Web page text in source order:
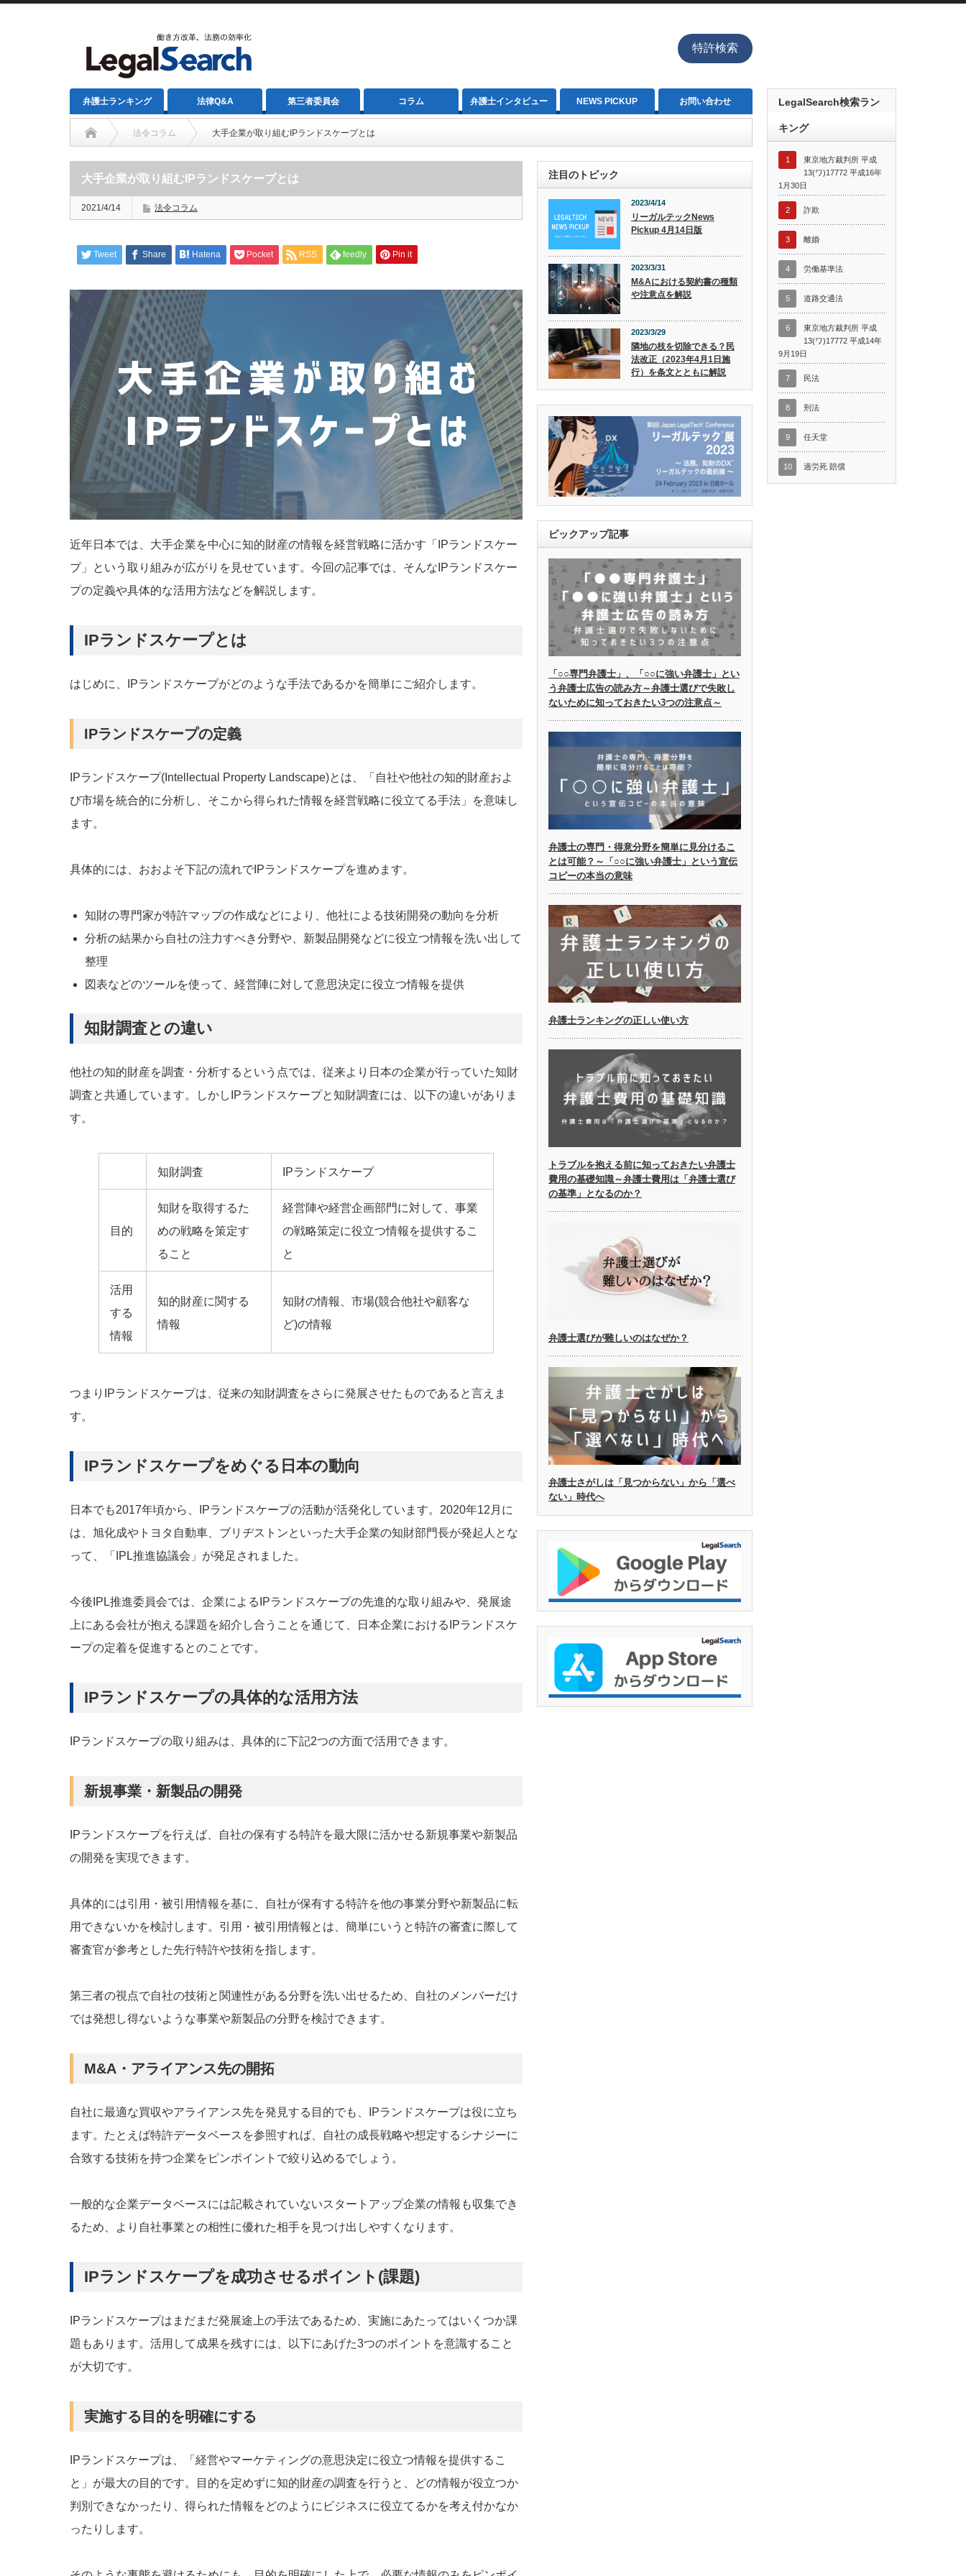
特許検索
弁護士ランキング 法律Q&A 第三者委員会 コラム 弁護士インタビュー NEWS PICKUP お問い合わせ
法令コラム 大手企業が取り組むIPランドスケープとは
大手企業が取り組むIPランドスケープとは
2021/4/14 法令コラム
Tweet Share Hatena Pocket RSS feedly Pin it
近年日本では、大手企業を中心に知的財産の情報を経営戦略に活かす「IPランドスケー
プ」という取り組みが広がりを見せています。今回の記事では、そんなIPランドスケー
プの定義や具体的な活用方法などを解説します。
IPランドスケープとは
はじめに、IPランドスケープがどのような手法であるかを簡単にご紹介します。
IPランドスケープの定義
IPランドスケープ(Intellectual Property Landscape)とは、「自社や他社の知的財産およ
び市場を統合的に分析し、そこから得られた情報を経営戦略に役立てる手法」を意味し
ます。
具体的には、おおよそ下記の流れでIPランドスケープを進めます。
知財の専門家が特許マップの作成などにより、他社による技術開発の動向を分析
分析の結果から自社の注力すべき分野や、新製品開発などに役立つ情報を洗い出して
整理
図表などのツールを使って、経営陣に対して意思決定に役立つ情報を提供
知財調査との違い
他社の知的財産を調査・分析するという点では、従来より日本の企業が行っていた知財
調査と共通しています。しかしIPランドスケープと知財調査には、以下の違いがありま
す。
知財調査 IPランドスケープ
目的
知財を取得するた
めの戦略を策定す
ること
経営陣や経営企画部門に対して、事業
の戦略策定に役立つ情報を提供するこ
と
活用
する
情報
知的財産に関する
情報
知財の情報、市場(競合他社や顧客な
ど)の情報
つまりIPランドスケープは、従来の知財調査をさらに発展させたものであると言えま
す。
IPランドスケープをめぐる日本の動向
日本でも2017年頃から、IPランドスケープの活動が活発化しています。2020年12月に
は、旭化成やトヨタ自動車、ブリヂストンといった大手企業の知財部門長が発起人とな
って、「IPL推進協議会」が発足されました。
今後IPL推進委員会では、企業によるIPランドスケープの先進的な取り組みや、発展途
上にある会社が抱える課題を紹介し合うことを通じて、日本企業におけるIPランドスケ
ープの定着を促進するとのことです。
IPランドスケープの具体的な活用方法
IPランドスケープの取り組みは、具体的に下記2つの方面で活用できます。
新規事業・新製品の開発
IPランドスケープを行えば、自社の保有する特許を最大限に活かせる新規事業や新製品
の開発を実現できます。
具体的には引用・被引用情報を基に、自社が保有する特許を他の事業分野や新製品に転
用できないかを検討します。引用・被引用情報とは、簡単にいうと特許の審査に際して
審査官が参考とした先行特許や技術を指します。
第三者の視点で自社の技術と関連性がある分野を洗い出せるため、自社のメンバーだけ
では発想し得ないような事業や新製品の分野を検討できます。
M&A・アライアンス先の開拓
自社に最適な買収やアライアンス先を発見する目的でも、IPランドスケープは役に立ち
ます。たとえば特許データベースを参照すれば、自社の成長戦略や想定するシナジーに
合致する技術を持つ企業をピンポイントで絞り込めるでしょう。
一般的な企業データベースには記載されていないスタートアップ企業の情報も収集でき
るため、より自社事業との相性に優れた相手を見つけ出しやすくなります。
IPランドスケープを成功させるポイント(課題)
IPランドスケープはまだまだ発展途上の手法であるため、実施にあたってはいくつか課
題もあります。活用して成果を残すには、以下にあげた3つのポイントを意識すること
が大切です。
実施する目的を明確にする
IPランドスケープは、「経営やマーケティングの意思決定に役立つ情報を提供するこ
と」が最大の目的です。目的を定めずに知的財産の調査を行うと、どの情報が役立つか
判別できなかったり、得られた情報をどのようにビジネスに役立てるかを考え付かなか
ったりします。
注目のトピック
2023/4/14
リーガルテックNews
Pickup 4月14日版
2023/3/31
M&Aにおける契約書の種類
や注意点を解説
2023/3/29
隣地の枝を切除できる？民
法改正（2023年4月1日施
行）を条文とともに解説
ピックアップ記事
「○○専門弁護士」、「○○に強い弁護士」とい
う弁護士広告の読み方～弁護士選びで失敗し
ないために知っておきたい3つの注意点～
弁護士の専門・得意分野を簡単に見分けるこ
とは可能？～「○○に強い弁護士」という宣伝
コピーの本当の意味
弁護士ランキングの正しい使い方
トラブルを抱える前に知っておきたい弁護士
費用の基礎知識～弁護士費用は「弁護士選び
の基準」となるのか？
弁護士選びが難しいのはなぜか？
弁護士さがしは「見つからない」から「選べ
ない」時代へ
LegalSearch検索ラン
キング
1
東京地方裁判所 平成
13(ワ)17772 平成16年
1月30日
2 詐欺
3 離婚
4 労働基準法
5 道路交通法
6
東京地方裁判所 平成
13(ワ)17772 平成14年
9月19日
7 民法
8 刑法
9 任天堂
10 過労死 賠償